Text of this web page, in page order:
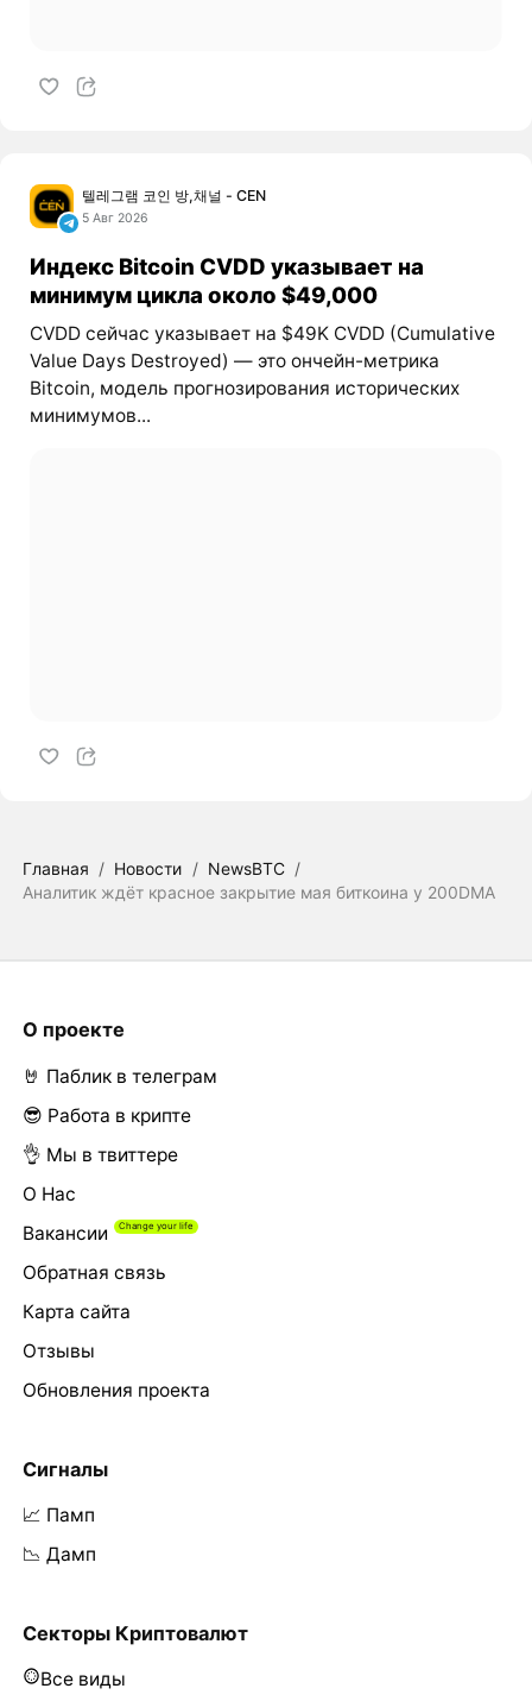
텔레그램 코인 방,채널 - CEN
5 Авг 2026
Индекс Bitcoin CVDD указывает на
минимум цикла около $49,000
CVDD сейчас указывает на $49K CVDD (Cumulative
Value Days Destroyed) — это ончейн-метрика
Bitcoin, модель прогнозирования исторических
минимумов...
Главная / Новости / NewsBTC /
Аналитик ждёт красное закрытие мая биткоина у 200DMA
О проекте
🤘 Паблик в телеграм
😎 Работа в крипте
👌 Мы в твиттере
О Нас
Вакансии
Обратная связь
Карта сайта
Отзывы
Обновления проекта
Сигналы
📈 Памп
📉 Дамп
Секторы Криптовалют
Все виды